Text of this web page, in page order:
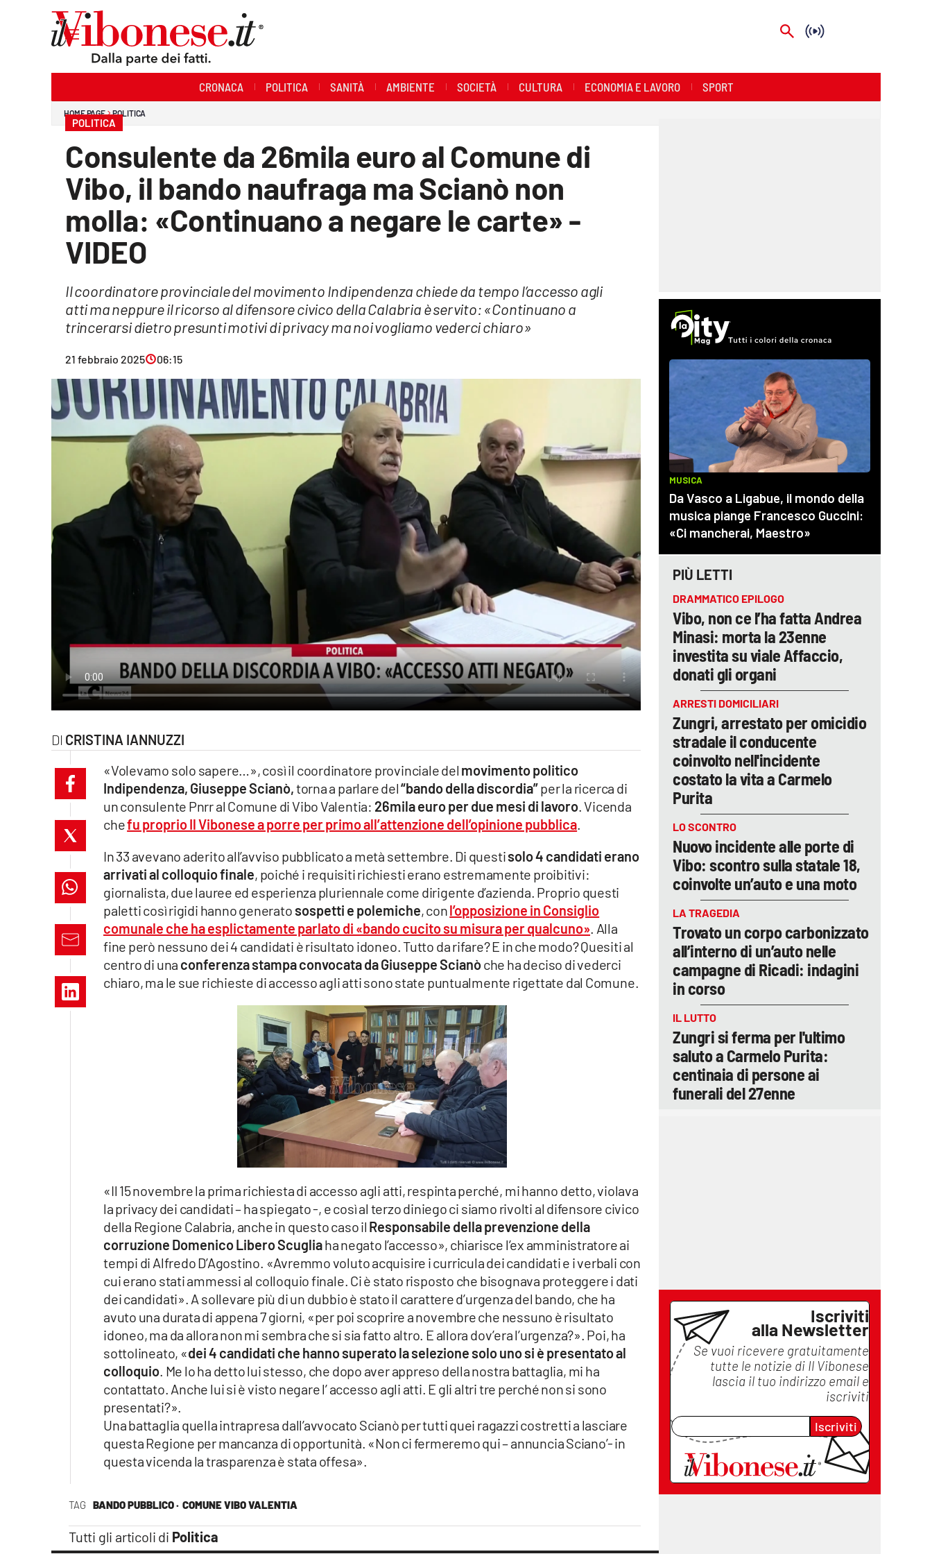
Economia e Lavoro
cosenzachannel.it
ilvibonese.it
catanzarochannel.it
lacapitalenews.it
CRONACA POLITICA SANITÀ AMBIENTE SOCIETÀ CULTURA ECONOMIA E LAVORO SPORT
HOME PAGE POLITICA
POLITICA
Consulente da 26mila euro al Comune di
Vibo, il bando naufraga ma Scianò non
molla: «Continuano a negare le carte» -
VIDEO
Il coordinatore provinciale del movimento Indipendenza chiede da tempo l’accesso agli
atti ma neppure il ricorso al difensore civico della Calabria è servito: «Continuano a
trincerarsi dietro presunti motivi di privacy ma noi vogliamo vederci chiaro»
21 febbraio 2025 06:15
CRISTINA IANNUZZI
TAG BANDO PUBBLICO · COMUNE VIBO VALENTIA
Tutti gli articoli di Politica
«Volevamo solo sapere…», così il coordinatore provinciale del movimento politico
Indipendenza, Giuseppe Scianò,torna a parlare del“bando della discordia”per la ricerca di
un consulente Pnrr al Comune di Vibo Valentia: 26mila euro per due mesi di lavoro. Vicenda
chefu proprio Il Vibonese a porre per primo all’attenzione dell’opinione pubblica.
In 33 avevano aderito all’avviso pubblicato a metà settembre. Di questisolo 4 candidati erano
arrivati al colloquio finale, poiché i requisiti richiesti erano estremamente proibitivi:
giornalista, due lauree ed esperienza pluriennale come dirigente d’azienda. Proprio questi
paletti così rigidi hanno generato sospetti e polemiche, conl’opposizione in Consiglio
comunale che ha esplictamente parlato di «bando cucito su misura per qualcuno». Alla
fine però nessuno dei 4 candidati è risultato idoneo. Tutto da rifare? E in che modo? Quesiti al
centro di una conferenza stampa convocata da Giuseppe Scianòche ha deciso di vederci
chiaro, ma le sue richieste di accesso agli atti sono state puntualmente rigettate dal Comune.
«Il 15 novembre la prima richiesta di accesso agli atti, respinta perché, mi hanno detto, violava
la privacy dei candidati – ha spiegato -, e così al terzo diniego ci siamo rivolti al difensore civico
della Regione Calabria, anche in questo caso il Responsabile della prevenzione della
corruzione Domenico Libero Scugliaha negato l’accesso», chiarisce l’ex amministratore ai
tempi di Alfredo D’Agostino. «Avremmo voluto acquisire i curricula dei candidati e i verbali con
cui erano stati ammessi al colloquio finale. Ci è stato risposto che bisognava proteggere i dati
dei candidati». A sollevare più di un dubbio è stato il carattere d’urgenza del bando, che ha
avuto una durata di appena 7 giorni, «per poi scoprire a novembre che nessuno è risultato
idoneo, ma da allora non mi sembra che si sia fatto altro. E allora dov’era l’urgenza?». Poi, ha
sottolineato, «dei 4 candidati che hanno superato la selezione solo uno si è presentato al
colloquio. Me lo ha detto lui stesso, che dopo aver appreso della nostra battaglia, mi ha
contattato. Anche lui si è visto negare l’ accesso agli atti. E gli altri tre perché non si sono
presentati?».
Una battaglia quella intrapresa dall’avvocato Scianò per tutti quei ragazzi costretti a lasciare
questa Regione per mancanza di opportunità. «Non ci fermeremo qui – annuncia Sciano’- in
questa vicenda la trasparenza è stata offesa».
PIÙ LETTI
DRAMMATICO EPILOGO
Vibo, non ce l’ha fatta Andrea
Minasi: morta la 23enne
investita su viale Affaccio,
donati gli organi
ARRESTI DOMICILIARI
Zungri, arrestato per omicidio
stradale il conducente
coinvolto nell'incidente
costato la vita a Carmelo
Purita
LO SCONTRO
Nuovo incidente alle porte di
Vibo: scontro sulla statale 18,
coinvolte un’auto e una moto
LA TRAGEDIA
Trovato un corpo carbonizzato
all’interno di un’auto nelle
campagne di Ricadi: indagini
in corso
IL LUTTO
Zungri si ferma per l'ultimo
saluto a Carmelo Purita:
centinaia di persone ai
funerali del 27enne
Iscriviti
alla Newsletter
Se vuoi ricevere gratuitamente
tutte le notizie di Il Vibonese
lascia il tuo indirizzo email e
iscriviti
Iscriviti